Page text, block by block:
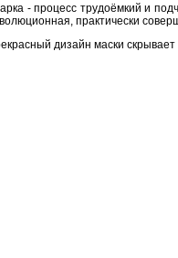
- процесс трудоёмкий и
практически
дизайн маски